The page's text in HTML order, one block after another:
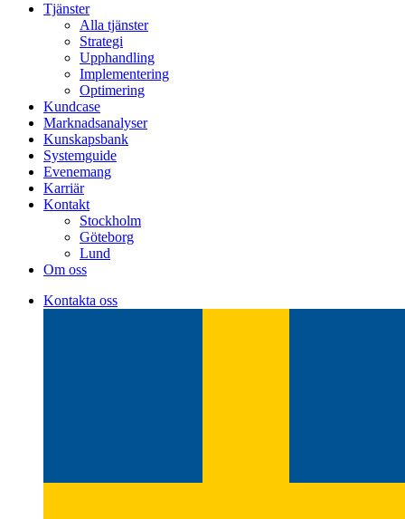
Tjänster
Alla tjänster
Strategi
Upphandling
Implementering
Optimering
Kundcase
Marknadsanalyser
Kunskapsbank
Systemguide
Evenemang
Karriär
Kontakt
Stockholm
Göteborg
Lund
Om oss
Kontakta oss